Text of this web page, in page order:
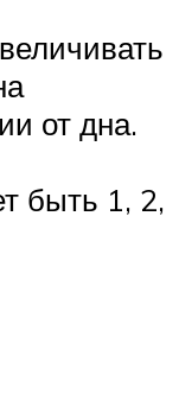
от дна.
быть 1, 2,